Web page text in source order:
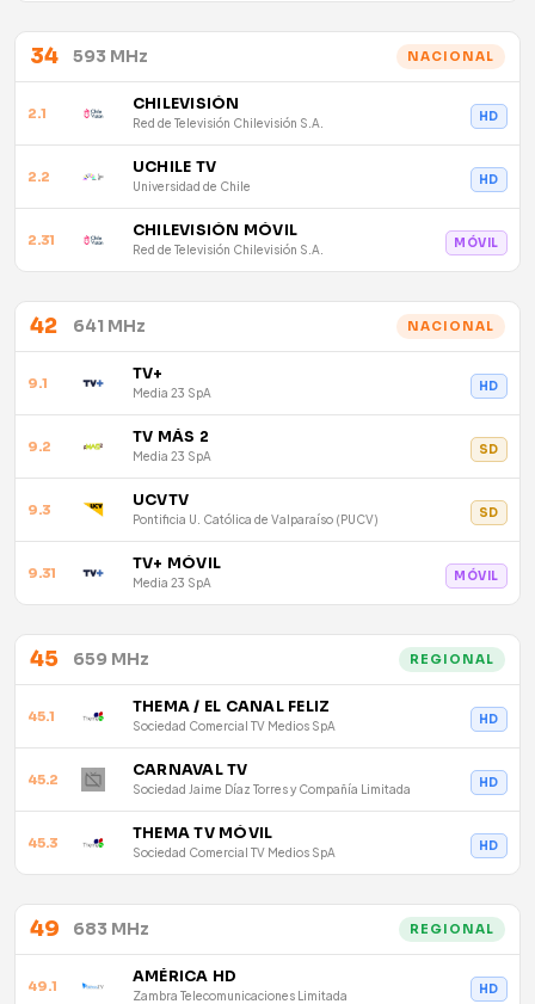
34 593 MHz NACIONAL
2.1 CHILEVISIÓN
Red de Televisión Chilevisión S.A. HD
2.2 UCHILE TV
Universidad de Chile HD
2.31 CHILEVISIÓN MÓVIL
Red de Televisión Chilevisión S.A. MÓVIL
42 641 MHz NACIONAL
9.1 TV+
Media 23 SpA HD
9.2 TV MÁS 2
Media 23 SpA SD
9.3 UCVTV
Pontificia U. Católica de Valparaíso (PUCV) SD
9.31 TV+ MÓVIL
Media 23 SpA MÓVIL
45 659 MHz REGIONAL
45.1 THEMA / EL CANAL FELIZ
Sociedad Comercial TV Medios SpA HD
45.2 CARNAVAL TV
Sociedad Jaime Díaz Torres y Compañía Limitada HD
45.3 THEMA TV MÓVIL
Sociedad Comercial TV Medios SpA HD
49 683 MHz REGIONAL
49.1 AMÉRICA HD
Zambra Telecomunicaciones Limitada HD